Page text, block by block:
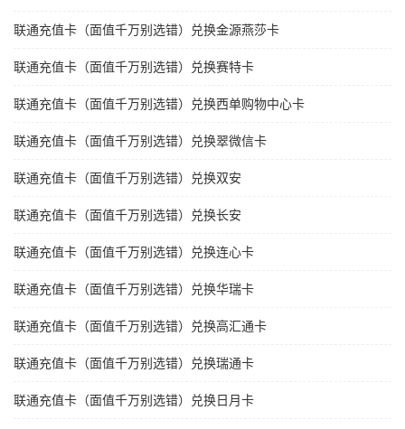
联通充值卡（面值千万别选错）兑换金源燕莎卡
联通充值卡（面值千万别选错）兑换赛特卡
联通充值卡（面值千万别选错）兑换西单购物中心卡
联通充值卡（面值千万别选错）兑换翠微信卡
联通充值卡（面值千万别选错）兑换双安
联通充值卡（面值千万别选错）兑换长安
联通充值卡（面值千万别选错）兑换连心卡
联通充值卡（面值千万别选错）兑换华瑞卡
联通充值卡（面值千万别选错）兑换高汇通卡
联通充值卡（面值千万别选错）兑换瑞通卡
联通充值卡（面值千万别选错）兑换日月卡